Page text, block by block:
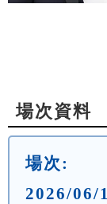
場次資料
場次:
2026/06/